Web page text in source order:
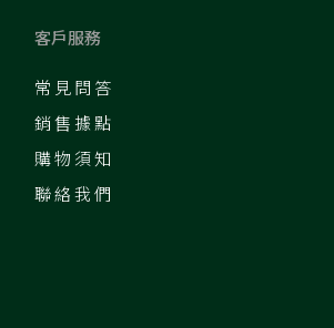
客戶服務
常見問答
銷售據點
購物須知
聯絡我們